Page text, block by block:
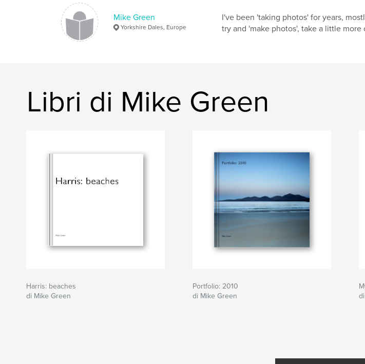
Mike Green
Yorkshire Dales, Europe
I've been 'taking photos' for years,
try and 'make photos', take a little
Libri di Mike Green
Harris: beaches
di Mike Green
Portfolio: 2010
di Mike Green